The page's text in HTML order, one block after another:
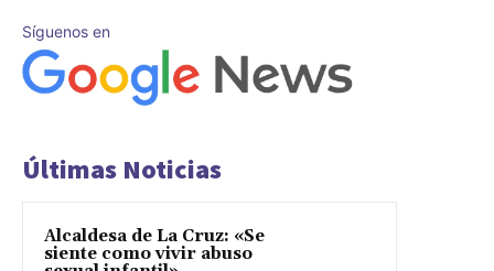
Síguenos en
Últimas Noticias
Alcaldesa de La Cruz: «Se
siente como vivir abuso